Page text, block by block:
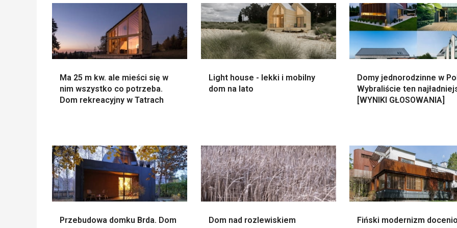
Ma 25 m kw. ale mieści się w
nim wszystko co potrzeba.
Dom rekreacyjny w Tatrach
Light house - lekki i mobilny
dom na lato
Domy jednorodzinne w
Wybraliście ten
[WYNIKI GŁOSOWANIA]
Przebudowa domku Brda. Dom
Dom nad rozlewiskiem
Fiński modernizm